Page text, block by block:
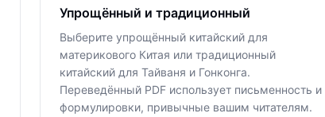
Упрощённый и традиционный
Выберите упрощённый китайский для
материкового Китая или традиционный
китайский для Тайваня и Гонконга.
Переведённый PDF использует письменность и
формулировки, привычные вашим читателям.